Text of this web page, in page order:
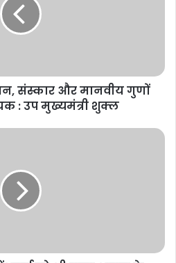
संस्कार और मानवीय गुणों
: उप मुख्यमंत्री शुक्ल